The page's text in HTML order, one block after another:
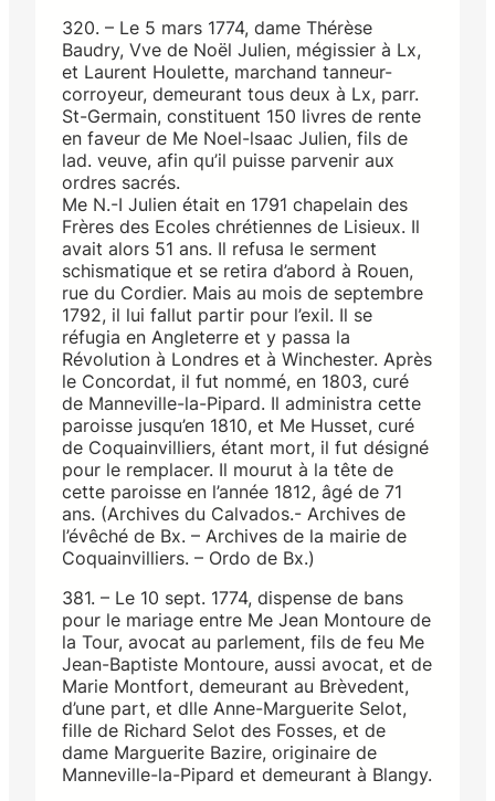
320. – Le 5 mars 1774, dame Thérèse
Baudry, Vve de Noël Julien, mégissier à Lx,
et Laurent Houlette, marchand tanneur-
corroyeur, demeurant tous deux à Lx, parr.
St-Germain, constituent 150 livres de rente
en faveur de Me Noel-lsaac Julien, fils de
lad. veuve, afin qu’il puisse parvenir aux
ordres sacrés.
Me N.-I Julien était en 1791 chapelain des
Frères des Ecoles chrétiennes de Lisieux. Il
avait alors 51 ans. Il refusa le serment
schismatique et se retira d’abord à Rouen,
rue du Cordier. Mais au mois de septembre
1792, il lui fallut partir pour l’exil. Il se
réfugia en Angleterre et y passa la
Révolution à Londres et à Winchester. Après
le Concordat, il fut nommé, en 1803, curé
de Manneville-la-Pipard. Il administra cette
paroisse jusqu’en 1810, et Me Husset, curé
de Coquainvilliers, étant mort, il fut désigné
pour le remplacer. Il mourut à la tête de
cette paroisse en l’année 1812, âgé de 71
ans. (Archives du Calvados.- Archives de
l’évêché de Bx. – Archives de la mairie de
Coquainvilliers. – Ordo de Bx.)
381. – Le 10 sept. 1774, dispense de bans
pour le mariage entre Me Jean Montoure de
la Tour, avocat au parlement, fils de feu Me
Jean-Baptiste Montoure, aussi avocat, et de
Marie Montfort, demeurant au Brèvedent,
d’une part, et dlle Anne-Marguerite Selot,
fille de Richard Selot des Fosses, et de
dame Marguerite Bazire, originaire de
Manneville-la-Pipard et demeurant à Blangy.